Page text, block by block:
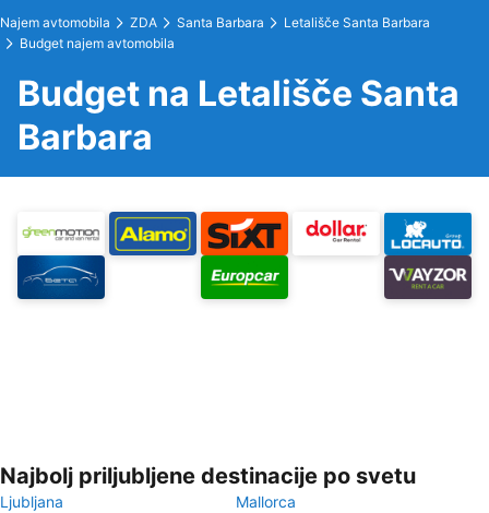
Najem avtomobila ZDA Santa Barbara
Letališče Santa Barbara
Budget najem avtomobila
Budget na Letališče Santa
Barbara
Najbolj priljubljene destinacije po svetu
Ljubljana
Mallorca